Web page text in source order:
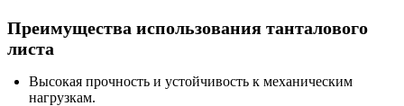
Преимущества использования танталового
листа
Высокая прочность и устойчивость к механическим
нагрузкам.